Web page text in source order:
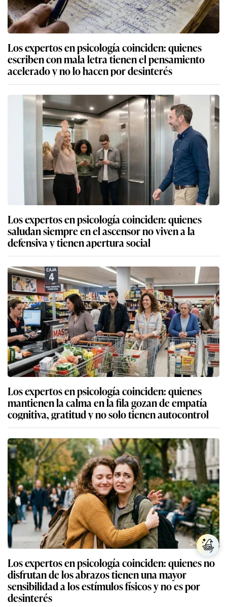
Los expertos en psicología coinciden: quienes
escriben con mala letra tienen el pensamiento
acelerado y no lo hacen por desinterés
Los expertos en psicología coinciden: quienes
saludan siempre en el ascensor no viven a la
defensiva y tienen apertura social
Los expertos en psicología coinciden: quienes
mantienen la calma en la fila gozan de empatía
cognitiva, gratitud y no solo tienen autocontrol
Los expertos en psicología coinciden: quienes no
disfrutan de los abrazos tienen una mayor
sensibilidad a los estímulos físicos y no es por
desinterés